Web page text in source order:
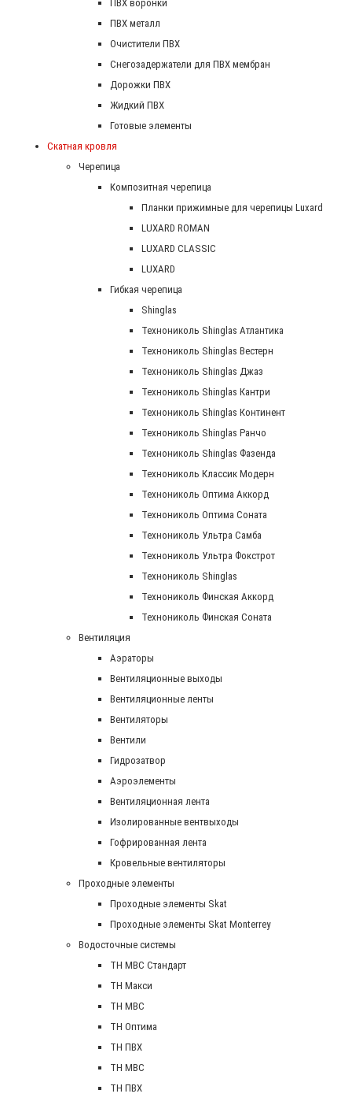
ПВХ воронки
ПВХ металл
Очистители ПВХ
Снегозадержатели для ПВХ мембран
Дорожки ПВХ
Жидкий ПВХ
Готовые элементы
Скатная кровля
Черепица
Композитная черепица
Планки прижимные для черепицы Luxard
LUXARD ROMAN
LUXARD CLASSIC
LUXARD
Гибкая черепица
Shinglas
Технониколь Shinglas Атлантика
Технониколь Shinglas Вестерн
Технониколь Shinglas Джаз
Технониколь Shinglas Кантри
Технониколь Shinglas Континент
Технониколь Shinglas Ранчо
Технониколь Shinglas Фазенда
Технониколь Классик Модерн
Технониколь Оптима Аккорд
Технониколь Оптима Соната
Технониколь Ультра Самба
Технониколь Ультра Фокстрот
Технониколь Shinglas
Технониколь Финская Аккорд
Технониколь Финская Соната
Вентиляция
Аэраторы
Вентиляционные выходы
Вентиляционные ленты
Вентиляторы
Вентили
Гидрозатвор
Аэроэлементы
Вентиляционная лента
Изолированные вентвыходы
Гофрированная лента
Кровельные вентиляторы
Проходные элементы
Проходные элементы Skat
Проходные элементы Skat Monterrey
Водосточные системы
TH MBC Стандарт
TH Макси
TH МВС
TH Оптима
TH ПВХ
ТН МВС
ТН ПВХ